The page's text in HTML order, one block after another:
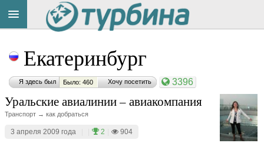
Екатеринбург
Я здесь был Было: 460 Хочу посетить 3396
Уральские авиалинии – авиакомпания
Транспорт → как добраться
3 апреля 2009 года 2 904
на
сайте: